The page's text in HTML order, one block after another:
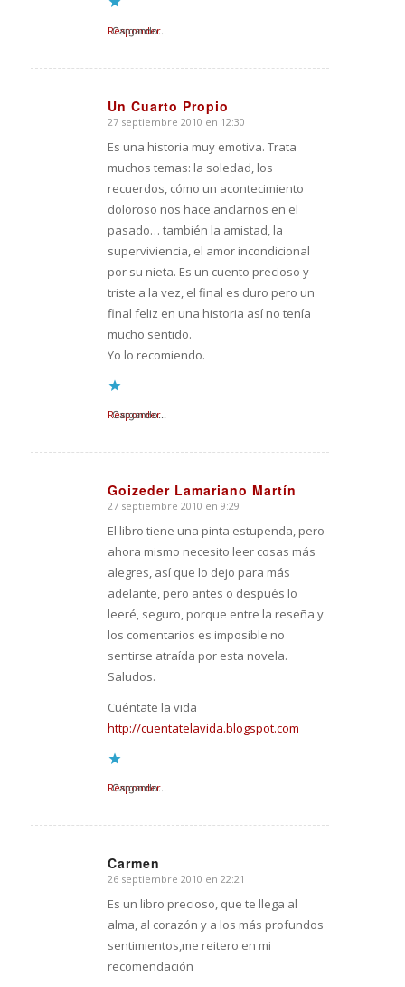
Cargando...
Responder
Un Cuarto Propio
Dice:
27 septiembre 2010 en 12:30
Es una historia muy emotiva. Trata
muchos temas: la soledad, los
recuerdos, cómo un acontecimiento
doloroso nos hace anclarnos en el
pasado… también la amistad, la
superviviencia, el amor incondicional
por su nieta. Es un cuento precioso y
triste a la vez, el final es duro pero un
final feliz en una historia así no tenía
mucho sentido.
Yo lo recomiendo.
Cargando...
Responder
Goizeder Lamariano Martín
Dice:
27 septiembre 2010 en 9:29
El libro tiene una pinta estupenda, pero
ahora mismo necesito leer cosas más
alegres, así que lo dejo para más
adelante, pero antes o después lo
leeré, seguro, porque entre la reseña y
los comentarios es imposible no
sentirse atraída por esta novela.
Saludos.
Cuéntate la vida
http://cuentatelavida.blogspot.com
Cargando...
Responder
Carmen
Dice:
26 septiembre 2010 en 22:21
Es un libro precioso, que te llega al
alma, al corazón y a los más profundos
sentimientos,me reitero en mi
recomendación